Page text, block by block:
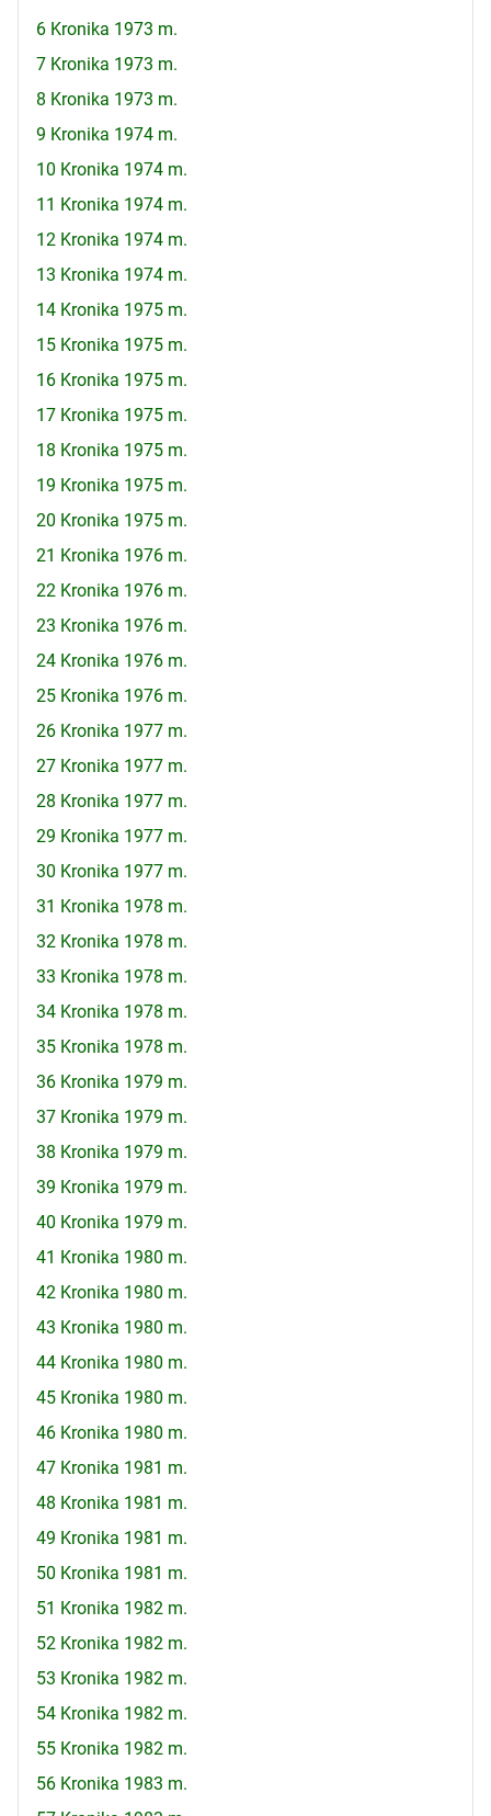
6 Kronika 1973 m.
7 Kronika 1973 m.
8 Kronika 1973 m.
9 Kronika 1974 m.
10 Kronika 1974 m.
11 Kronika 1974 m.
12 Kronika 1974 m.
13 Kronika 1974 m.
14 Kronika 1975 m.
15 Kronika 1975 m.
16 Kronika 1975 m.
17 Kronika 1975 m.
18 Kronika 1975 m.
19 Kronika 1975 m.
20 Kronika 1975 m.
21 Kronika 1976 m.
22 Kronika 1976 m.
23 Kronika 1976 m.
24 Kronika 1976 m.
25 Kronika 1976 m.
26 Kronika 1977 m.
27 Kronika 1977 m.
28 Kronika 1977 m.
29 Kronika 1977 m.
30 Kronika 1977 m.
31 Kronika 1978 m.
32 Kronika 1978 m.
33 Kronika 1978 m.
34 Kronika 1978 m.
35 Kronika 1978 m.
36 Kronika 1979 m.
37 Kronika 1979 m.
38 Kronika 1979 m.
39 Kronika 1979 m.
40 Kronika 1979 m.
41 Kronika 1980 m.
42 Kronika 1980 m.
43 Kronika 1980 m.
44 Kronika 1980 m.
45 Kronika 1980 m.
46 Kronika 1980 m.
47 Kronika 1981 m.
48 Kronika 1981 m.
49 Kronika 1981 m.
50 Kronika 1981 m.
51 Kronika 1982 m.
52 Kronika 1982 m.
53 Kronika 1982 m.
54 Kronika 1982 m.
55 Kronika 1982 m.
56 Kronika 1983 m.